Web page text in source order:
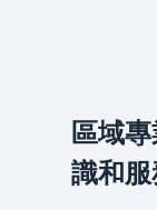
區域
識和